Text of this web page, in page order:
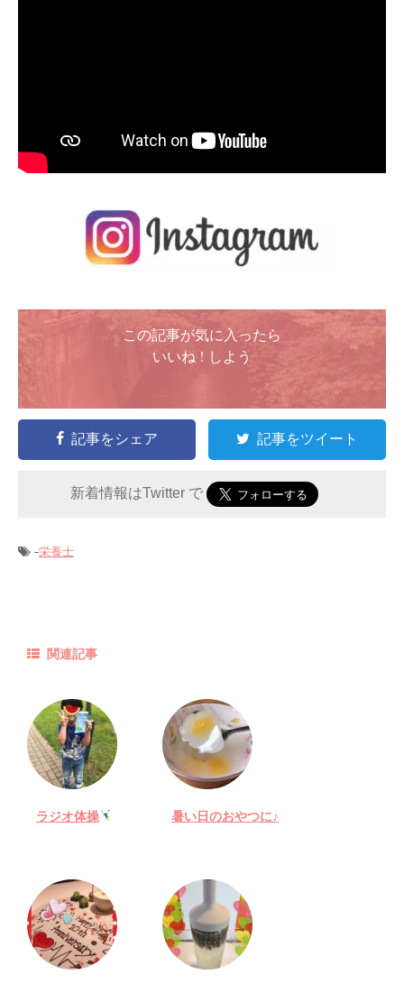
この記事が気に入ったら
いいね ! しよう
記事をシェア 記事をツイート
新着情報はTwitter で
-栄養士
関連記事
ラジオ体操 暑い日のおやつに♪